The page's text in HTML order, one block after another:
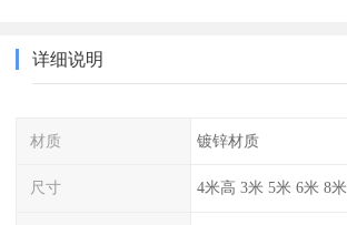
详细说明
材质 镀锌材质
尺寸 4米高 3米 5米 6米 8米